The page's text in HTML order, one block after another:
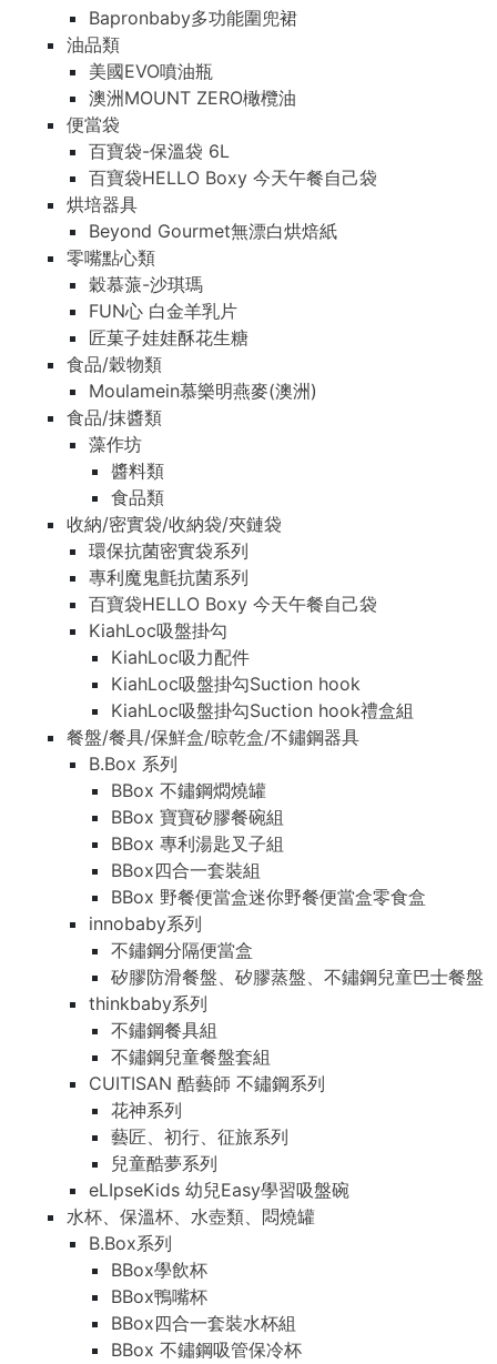
Bapronbaby多功能圍兜裙
油品類
美國EVO噴油瓶
澳洲MOUNT ZERO橄欖油
便當袋
百寶袋-保溫袋 6L
百寶袋HELLO Boxy 今天午餐自己袋
烘培器具
Beyond Gourmet無漂白烘焙紙
零嘴點心類
穀慕蒎-沙琪瑪
FUN心 白金羊乳片
匠菓子娃娃酥花生糖
食品/穀物類
Moulamein慕樂明燕麥(澳洲)
食品/抹醬類
藻作坊
醬料類
食品類
收納/密實袋/收納袋/夾鏈袋
環保抗菌密實袋系列
專利魔鬼氈抗菌系列
百寶袋HELLO Boxy 今天午餐自己袋
KiahLoc吸盤掛勾
KiahLoc吸力配件
KiahLoc吸盤掛勾Suction hook
KiahLoc吸盤掛勾Suction hook禮盒組
餐盤/餐具/保鮮盒/晾乾盒/不鏽鋼器具
B.Box 系列
BBox 不鏽鋼燜燒罐
BBox 寶寶矽膠餐碗組
BBox 專利湯匙叉子組
BBox四合一套裝組
BBox 野餐便當盒迷你野餐便當盒零食盒
innobaby系列
不鏽鋼分隔便當盒
矽膠防滑餐盤、矽膠蒸盤、不鏽鋼兒童巴士餐盤
thinkbaby系列
不鏽鋼餐具組
不鏽鋼兒童餐盤套組
CUITISAN 酷藝師 不鏽鋼系列
花神系列
藝匠、初行、征旅系列
兒童酷夢系列
eLIpseKids 幼兒Easy學習吸盤碗
水杯、保溫杯、水壺類、悶燒罐
B.Box系列
BBox學飲杯
BBox鴨嘴杯
BBox四合一套裝水杯組
BBox 不鏽鋼吸管保冷杯